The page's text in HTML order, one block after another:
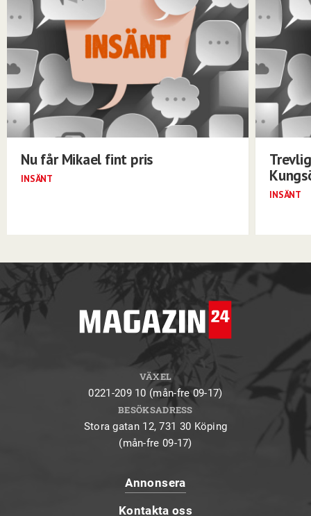
Nu får Mikael fint pris
INSÄNT
INSÄNT
VÄXEL
0221-209 10 (mån-fre 09-17)
BESÖKSADRESS
Stora gatan 12, 731 30 Köping
(mån-fre 09-17)
Annonsera
Kontakta oss